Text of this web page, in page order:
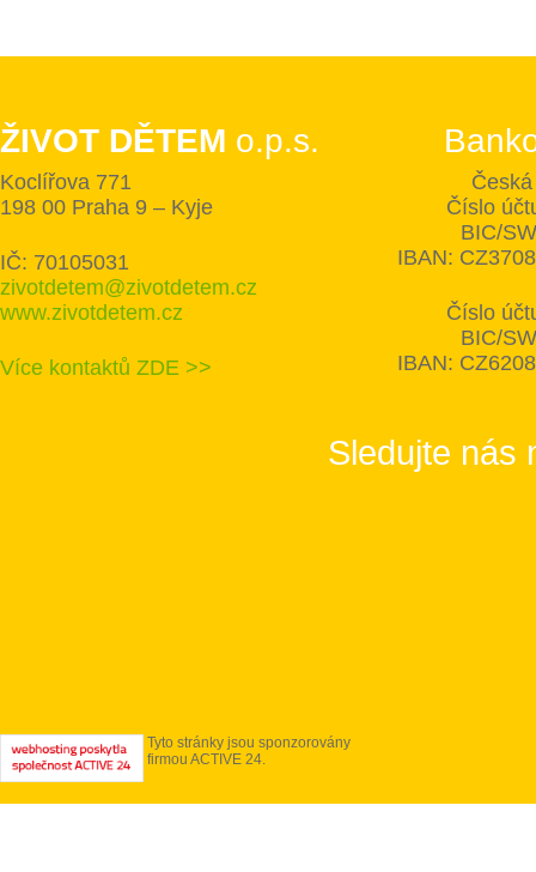
ŽIVOT DĚTEM o.p.s.
Koclířova 771
198 00 Praha 9 – Kyje
IČ: 70105031
zivotdetem@zivotdetem.cz
www.zivotdetem.cz
Více kontaktů ZDE >>
Číslo
BIC/
IBAN:
Číslo
BIC/
IBAN:
Sledujte nás
Tyto stránky jsou sponzorovány
firmou ACTIVE 24.